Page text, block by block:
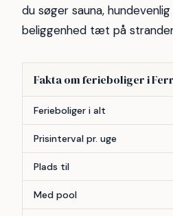
du søger sauna,
beliggenhed tæt på
Fakta om ferieboliger i
Ferieboliger i alt
Prisinterval pr. uge
Plads til
Med pool